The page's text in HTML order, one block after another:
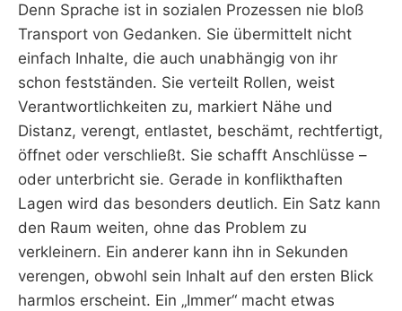
Denn Sprache ist in sozialen Prozessen nie bloß
Transport von Gedanken. Sie übermittelt nicht
einfach Inhalte, die auch unabhängig von ihr
schon festständen. Sie verteilt Rollen, weist
Verantwortlichkeiten zu, markiert Nähe und
Distanz, verengt, entlastet, beschämt, rechtfertigt,
öffnet oder verschließt. Sie schafft Anschlüsse –
oder unterbricht sie. Gerade in konflikthaften
Lagen wird das besonders deutlich. Ein Satz kann
den Raum weiten, ohne das Problem zu
verkleinern. Ein anderer kann ihn in Sekunden
verengen, obwohl sein Inhalt auf den ersten Blick
harmlos erscheint. Ein „Immer“ macht etwas